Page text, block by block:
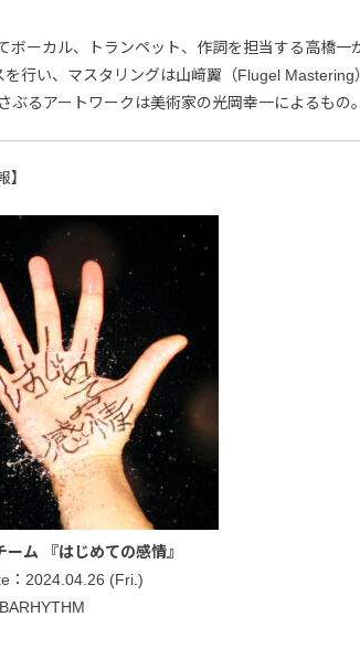
ボーカル、トランペット、作詞を担当する高橋一
を行い、マスタリングは山﨑翼（Flugel Mastering
ぶるアートワークは美術家の光岡幸一によるもの。
】
ム 『はじめての感情』
2024.04.26 (Fri.)